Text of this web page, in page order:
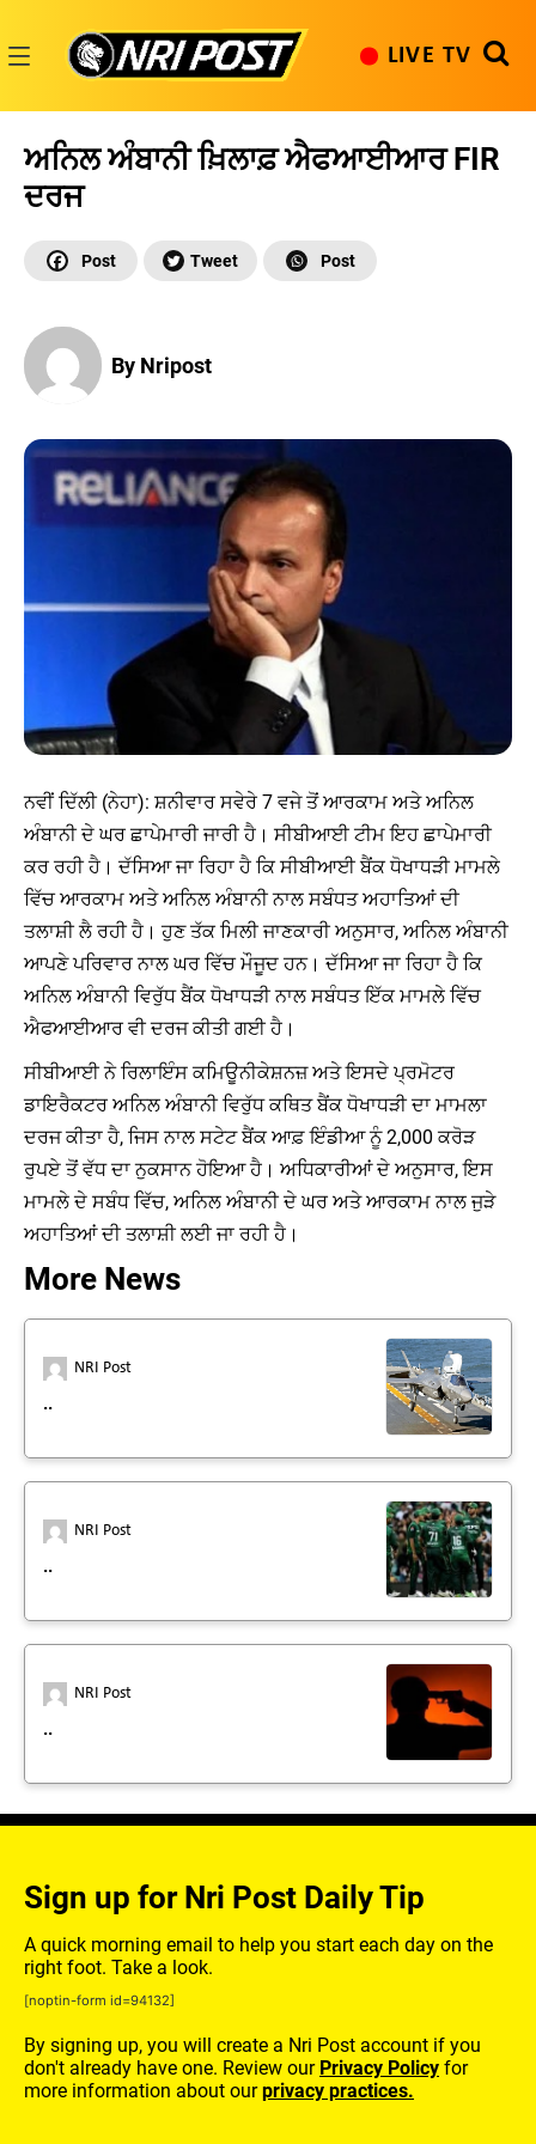
content
LIVE TV
ਅਨਿਲ ਅੰਬਾਨੀ ਖ਼ਿਲਾਫ਼ ਐਫਆਈਆਰ FIR
ਦਰਜ
By Nripost
ਨਵੀਂ ਦਿੱਲੀ (ਨੇਹਾ): ਸ਼ਨੀਵਾਰ ਸਵੇਰੇ 7 ਵਜੇ ਤੋਂ ਆਰਕਾਮ ਅਤੇ ਅਨਿਲ
ਅੰਬਾਨੀ ਦੇ ਘਰ ਛਾਪੇਮਾਰੀ ਜਾਰੀ ਹੈ। ਸੀਬੀਆਈ ਟੀਮ ਇਹ ਛਾਪੇਮਾਰੀ
ਕਰ ਰਹੀ ਹੈ। ਦੱਸਿਆ ਜਾ ਰਿਹਾ ਹੈ ਕਿ ਸੀਬੀਆਈ ਬੈਂਕ ਧੋਖਾਧੜੀ ਮਾਮਲੇ
ਵਿੱਚ ਆਰਕਾਮ ਅਤੇ ਅਨਿਲ ਅੰਬਾਨੀ ਨਾਲ ਸਬੰਧਤ ਅਹਾਤਿਆਂ ਦੀ
ਤਲਾਸ਼ੀ ਲੈ ਰਹੀ ਹੈ। ਹੁਣ ਤੱਕ ਮਿਲੀ ਜਾਣਕਾਰੀ ਅਨੁਸਾਰ, ਅਨਿਲ ਅੰਬਾਨੀ
ਆਪਣੇ ਪਰਿਵਾਰ ਨਾਲ ਘਰ ਵਿੱਚ ਮੌਜੂਦ ਹਨ। ਦੱਸਿਆ ਜਾ ਰਿਹਾ ਹੈ ਕਿ
ਅਨਿਲ ਅੰਬਾਨੀ ਵਿਰੁੱਧ ਬੈਂਕ ਧੋਖਾਧੜੀ ਨਾਲ ਸਬੰਧਤ ਇੱਕ ਮਾਮਲੇ ਵਿੱਚ
ਐਫਆਈਆਰ ਵੀ ਦਰਜ ਕੀਤੀ ਗਈ ਹੈ।
ਸੀਬੀਆਈ ਨੇ ਰਿਲਾਇੰਸ ਕਮਿਊਨੀਕੇਸ਼ਨਜ਼ ਅਤੇ ਇਸਦੇ ਪ੍ਰਮੋਟਰ
ਡਾਇਰੈਕਟਰ ਅਨਿਲ ਅੰਬਾਨੀ ਵਿਰੁੱਧ ਕਥਿਤ ਬੈਂਕ ਧੋਖਾਧੜੀ ਦਾ ਮਾਮਲਾ
ਦਰਜ ਕੀਤਾ ਹੈ, ਜਿਸ ਨਾਲ ਸਟੇਟ ਬੈਂਕ ਆਫ਼ ਇੰਡੀਆ ਨੂੰ 2,000 ਕਰੋੜ
ਰੁਪਏ ਤੋਂ ਵੱਧ ਦਾ ਨੁਕਸਾਨ ਹੋਇਆ ਹੈ। ਅਧਿਕਾਰੀਆਂ ਦੇ ਅਨੁਸਾਰ, ਇਸ
ਮਾਮਲੇ ਦੇ ਸਬੰਧ ਵਿੱਚ, ਅਨਿਲ ਅੰਬਾਨੀ ਦੇ ਘਰ ਅਤੇ ਆਰਕਾਮ ਨਾਲ ਜੁੜੇ
ਅਹਾਤਿਆਂ ਦੀ ਤਲਾਸ਼ੀ ਲਈ ਜਾ ਰਹੀ ਹੈ।
More News
NRI Post
..
NRI Post
..
NRI Post
..
Sign up for Nri Post Daily Tip
A quick morning email to help you start each day on the
right foot. Take a look.
[noptin-form id=94132]
By signing up, you will create a Nri Post account if you
don't already have one. Review our Privacy Policy for
more information about ourprivacy practices.